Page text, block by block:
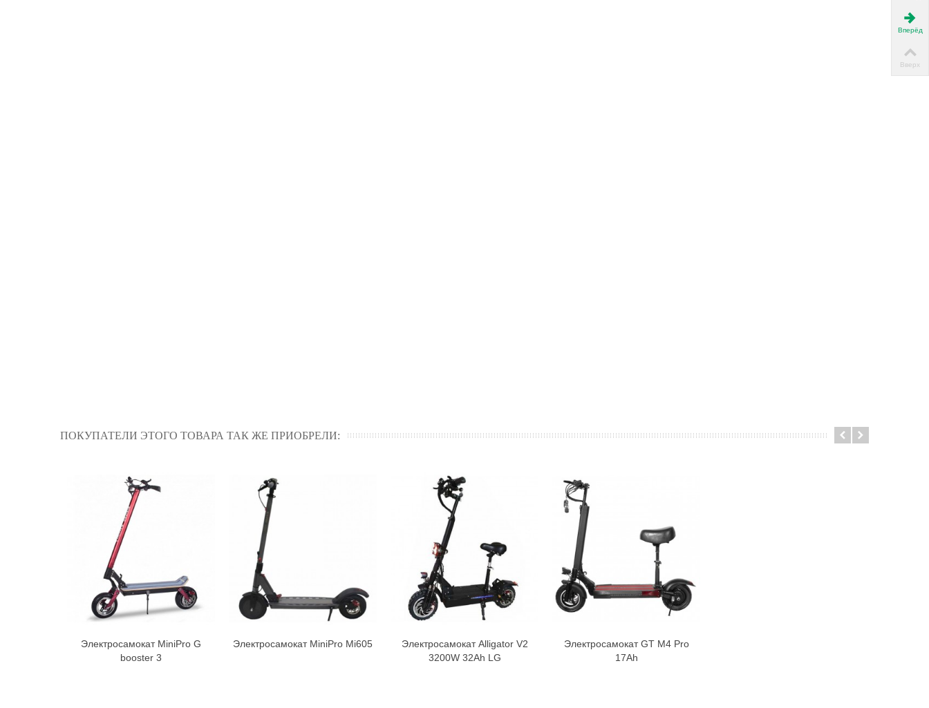
ПОКУПАТЕЛИ ЭТОГО ТОВАРА ТАК ЖЕ ПРИОБРЕЛИ:
В корзину
Электросамокат MiniPro G
booster 3
В корзину
Электросамокат MiniPro Mi605 В корзину
Электросамокат Alligator V2
3200W 32Ah LG
В корзину
Электросамокат GT M4 Pro
17Ah
Вперёд
Вверх